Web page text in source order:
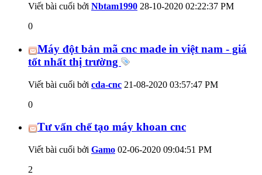
Viết bài cuối bởi Nbtam1990 28-10-2020 02:22:37 PM
0
Máy đột bản mã cnc made in việt nam - giá
tốt nhất thị trường
Viết bài cuối bởi cda-cnc 21-08-2020 03:57:47 PM
0
Tư vấn chế tạo máy khoan cnc
Viết bài cuối bởi Gamo 02-06-2020 09:04:51 PM
2